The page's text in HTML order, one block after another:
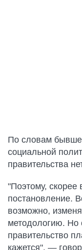
По словам
социальной
правительства
"Поэтому, скорее
постановление.
возможно,
методологию. Но
правительство
кажется", —